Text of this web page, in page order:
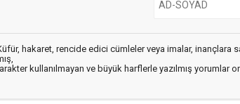
hakaret, rencide edici cümleler veya imalar, inançlara
kullanılmayan ve büyük harflerle yazılmış yorumlar